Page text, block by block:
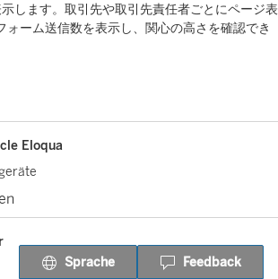
します。取引先や取引先責任者ごとにページ表
ォーム送信数を表示し、関心の高さを確認でき
Eloqua
Sprache Feedback